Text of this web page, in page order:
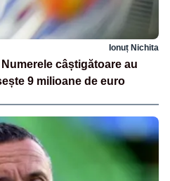
Ionuț Nichita
câștigătoare au
9 milioane de euro